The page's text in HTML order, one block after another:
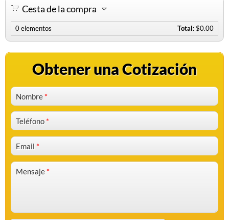
Cesta de la compra
0elementos Total:$0.00
Obtener una Cotización
Nombre*
Teléfono *
Email *
Mensaje *